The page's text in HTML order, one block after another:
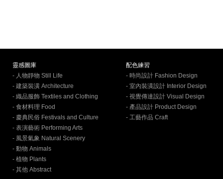
靈感圖庫
- 人物靜物 Still Life
- 建築裝潢 Architecture
- 織品服飾 Textiles and Clothing
- 食材料理 Food
- 慶典民俗 Festivals and Culture
- 表演藝術 Performing Arts
- 風景氣象 Natural Scenery
- 動物 Animals
- 植物 Plants
- 其他 Abstract
配色練習
- 時尚設計 Fashion Design
- 室內裝潢設計 Interior Design
- 視覺傳達設計 Visual Design
- 產品設計 Product Design
- 工藝作品 Craft